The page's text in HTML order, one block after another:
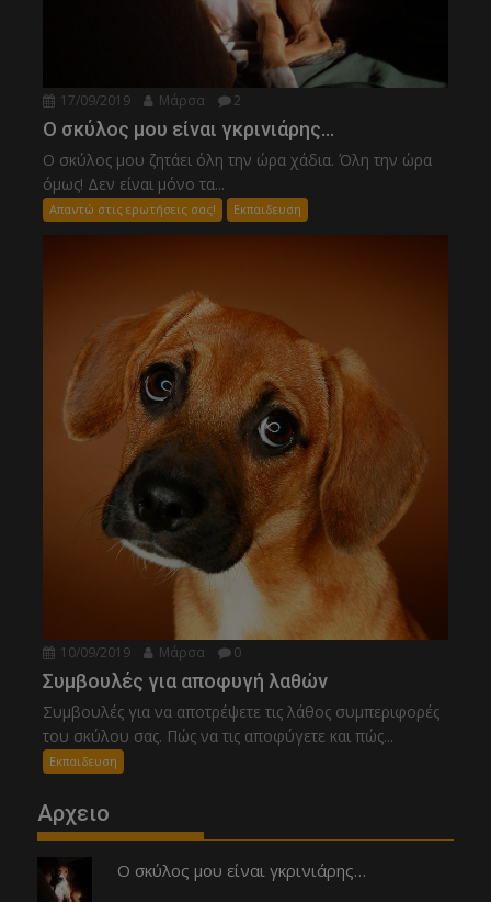
17/09/2019 Μάρσα 2
Ο σκύλος μου είναι γκρινιάρης…
Ο σκύλος μου ζητάει όλη την ώρα χάδια. Όλη την ώρα
όμως! Δεν είναι μόνο τα...
Απαντώ στις ερωτήσεις σας! Εκπαιδευση
10/09/2019 Μάρσα 0
Συμβουλές για αποφυγή λαθών
Συμβουλές για να αποτρέψετε τις λάθος συμπεριφορές
του σκύλου σας. Πώς να τις αποφύγετε και πώς...
Εκπαιδευση
Αρχειο
Ο σκύλος μου είναι γκρινιάρης…